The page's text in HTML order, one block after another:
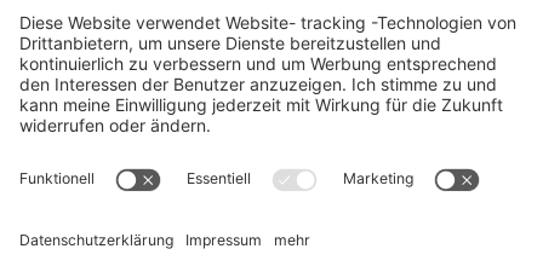
Impressum
Impressum
Cookie-Richtlinie (EU)